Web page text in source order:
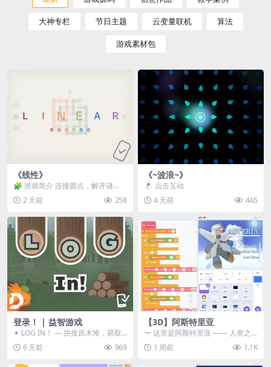
大神专栏 节日主题 云变量联机 算法
游戏素材包
《线性》
🧩 游戏简介 连接圆点，解开谜
题。 ⚠️ 重要提示 所有关卡均可通
关，请确保使用...
2 天前 258
《~波浪~》
🖱️ 点击互动
4 天前
446
登录！ | 益智游戏
✦ LOG IN！ — 拼接原木堆，获取
分数！ ᑕ☲◎ ᑕ☲◎ ᑕ☲◎ ᑕ☲◎ ...
6 天前 969
【3D】阿斯特里亚
ー 这里是阿斯特里亚 —— 人类之
罪与未来希望交汇之地 📖 游戏简
介 《阿斯特里...
1 周前 1.1K